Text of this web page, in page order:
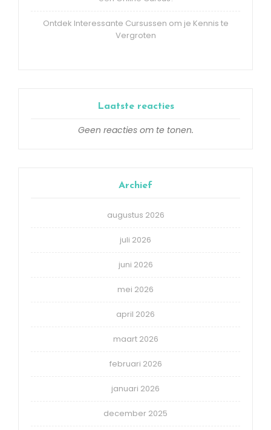
Ontdek Interessante Cursussen om je Kennis te
Vergroten
Laatste reacties
Geen reacties om te tonen.
Archief
augustus 2026
juli 2026
juni 2026
mei 2026
april 2026
maart 2026
februari 2026
januari 2026
december 2025